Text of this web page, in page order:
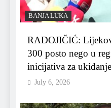
BANJA LUKA
RADOJIČIĆ:
300 posto nego u
inicijativa za
July 6, 2026